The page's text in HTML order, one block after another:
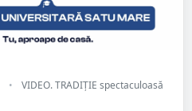
•
VIDEO. TRADIȚIE spectaculoasă